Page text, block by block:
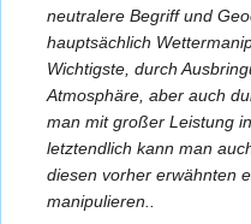
neutralere Begriff und
hauptsächlich
Wichtigste, durch
Atmosphäre, aber auch
man mit großer Leistung
letztendlich kann man
diesen vorher erwähnten
manipulieren..